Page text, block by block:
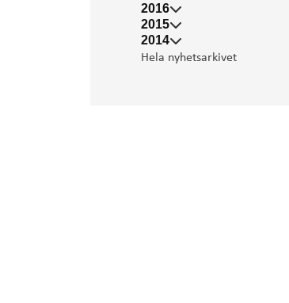
2016
2015
2014
Hela nyhetsarkivet